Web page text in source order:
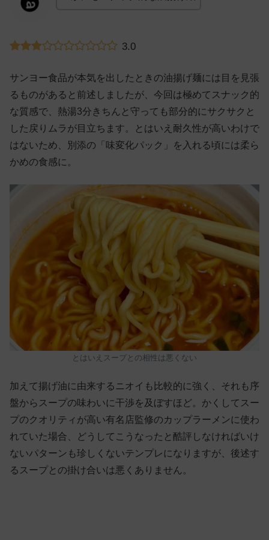
3.0
サンヨー食品が本気を出したときの油揚げ麺には目を見張
るものがあると前述しましたが、今回は極めてスナック的
な質感で、熱湯3分きちんと守っても部分的にサクサクと
した戻りムラが目立ちます。とはいえ耐久性が高いわけで
はないため、別添の「味変化パック」を入れる頃には柔ら
かめの食感に。
とはいえスープとの相性は悪くない
加えて揚げ油に由来するニオイも比較的に強く、それも序
盤からスープの味わいに干渉を及ぼすほど。かくしてスー
プのクオリティが高い有名店監修のカップラーメンに使わ
れていた場合、どうしてこうなったと酷評しなければいけ
ないパターンも珍しくないテンプレになりますが、後述す
るスープとの掛け合いは悪くありません。